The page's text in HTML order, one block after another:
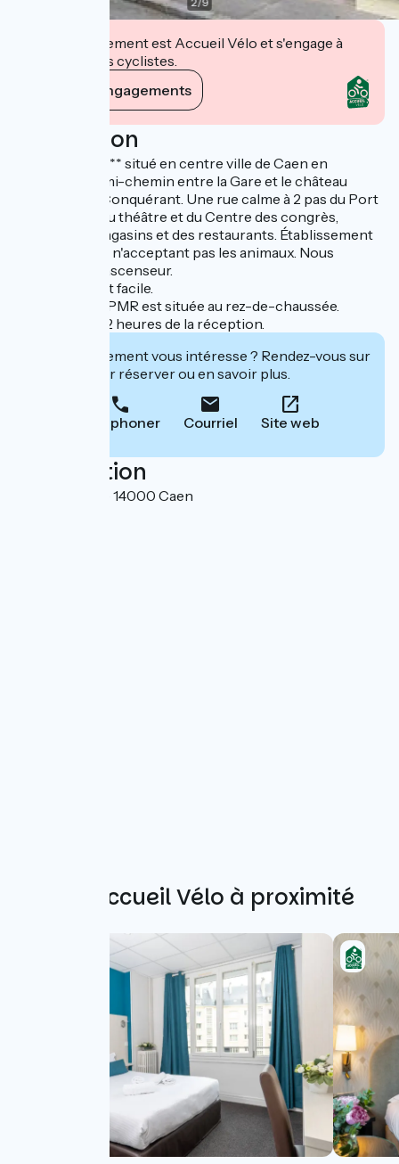
Cet établissement est Accueil Vélo et s'engage à
accueillir des cyclistes.
Voir ses engagements
Description
Hôtel de Caen ** situé en centre ville de Caen en
Normandie, à mi-chemin entre la Gare et le château
Guillaume Le Conquérant. Une rue calme à 2 pas du Port
de plaisance, du théâtre et du Centre des congrès,
proche des magasins et des restaurants. Établissement
non-fumeur et n'acceptant pas les animaux. Nous
n'avons pas d'ascenseur.
Stationnement facile.
Une chambre PMR est située au rez-de-chaussée.
Fermeture à 22 heures de la réception.
Cet établissement vous intéresse ? Rendez-vous sur
leur site pour réserver ou en savoir plus.
Téléphoner Courriel Site web
Localisation
11 rue du Havre 14000 Caen
Autres Accueil Vélo à proximité